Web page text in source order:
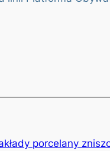
porcelany